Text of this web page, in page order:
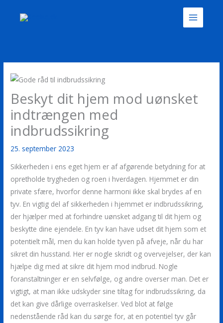
Beskyt dit hjem mod uønsket
indtrængen med
indbrudssikring
25. september 2023
Sikkerheden i ens eget hjem er af afgørende betydning for at
opretholde trygheden og roen i hverdagen. Hjemmet er din
private sfære, hvorfor denne harmoni ikke skal brydes af en
tyv. En vigtig del af sikkerheden i hjemmet er indbrudssikring,
der hjælper med at forhindre uønsket adgang til dit hjem og
beskytte dine ejendele. En tyv kan have udset dit hjem som et
potentielt mål, men du kan holde tyven på afveje, når du har
sikret din husstand. Her er nogle skridt og overvejelser, der kan
hjælpe dig med at sikre dit hjem mod indbrud. Nogle
foranstaltninger er en selvfølge, og andre overser man. Det er
vigtigt, at man ikke udskyder sine tiltag for indbrudssikring, da
det kan give dårlige overraskelser. Ved blot at følge
nedenstående råd kan du sørge for, at en potentiel tyv går